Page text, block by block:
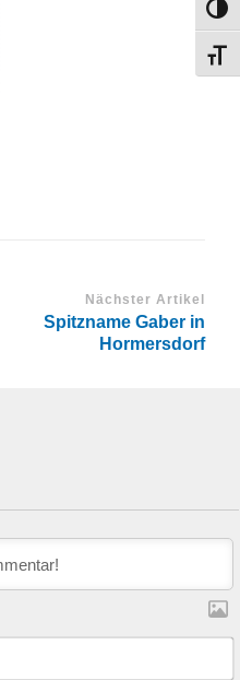
Nächster Artikel
Spitzname Gaber in
Hormersdorf